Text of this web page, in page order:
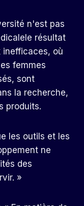
n'est pas
le résultat
inefficaces, où
femmes
sont
la recherche,
produits.
les outils et les
ne
des
»